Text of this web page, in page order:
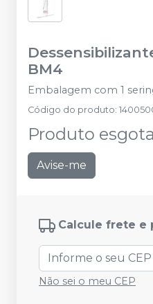
BM4
Embalagem com 1
Código do produto:
Produto
Avise-me
Calcule frete e
Não sei o meu CEP